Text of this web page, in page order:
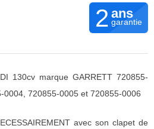
2 ans
garantie
130cv marque GARRETT 720855-
720855-0005 et 720855-0006
avec son clapet de